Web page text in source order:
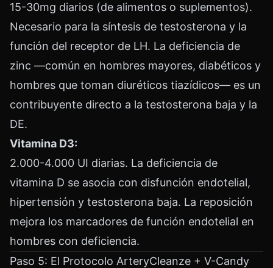
15-30mg diarios (de alimentos o suplementos).
Necesario para la síntesis de testosterona y la
función del receptor de LH. La deficiencia de
zinc —común en hombres mayores, diabéticos y
hombres que toman diuréticos tiazídicos— es un
contribuyente directo a la testosterona baja y la
DE.
Vitamina D3:
2.000-4.000 UI diarias. La deficiencia de
vitamina D se asocia con disfunción endotelial,
hipertensión y testosterona baja. La reposición
mejora los marcadores de función endotelial en
hombres con deficiencia.
Paso 5: El Protocolo ArteryCleanze + V-Candy